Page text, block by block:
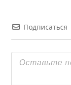
Подписаться